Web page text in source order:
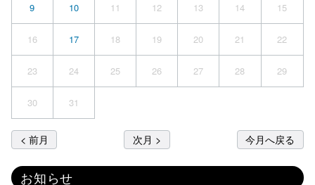
9 10 11 12 13 14 15
16 17 18 19 20 21 22
23 24 25 26 27 28 29
30 31
< 前月 次月 > 今月へ戻る
お知らせ